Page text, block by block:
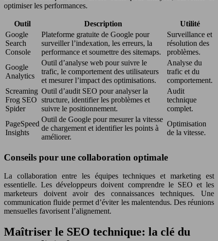
optimiser les performances.
Outil Description
Utilité
Google
Search
Console
Plateforme gratuite de Google pour
surveiller l’indexation, les erreurs, la
performance et soumettre des sitemaps.
Surveillance et
résolution des
problèmes.
Google
Analytics
Outil d’analyse web pour suivre le
trafic, le comportement des utilisateurs
et mesurer l’impact des optimisations.
Analyse du
trafic et du
comportement.
Screaming
Frog SEO
Spider
Outil d’audit SEO pour analyser la
structure, identifier les problèmes et
suivre le positionnement.
Audit
technique
complet.
PageSpeed
Insights
Outil de Google pour mesurer la vitesse
de chargement et identifier les points à
améliorer.
Optimisation
de la vitesse.
Conseils pour une collaboration optimale
La collaboration entre les équipes techniques et marketing est
essentielle. Les développeurs doivent comprendre le SEO et les
marketeurs doivent avoir des connaissances techniques. Une
communication fluide permet d’éviter les malentendus. Des réunions
mensuelles favorisent l’alignement.
Maîtriser le SEO technique: la clé du